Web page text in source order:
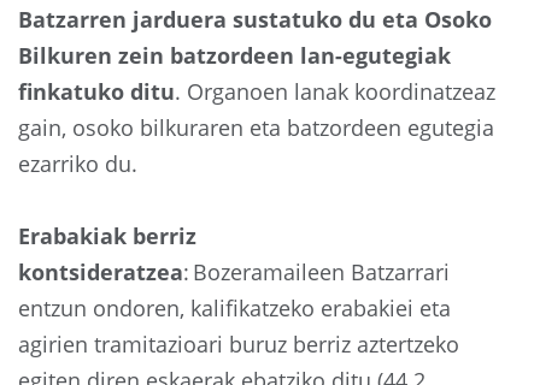
Batzarren jarduera sustatuko du eta Osoko
Bilkuren zein batzordeen lan-egutegiak
finkatuko ditu. Organoen lanak koordinatzeaz
gain, osoko bilkuraren eta batzordeen egutegia
ezarriko du.
Erabakiak berriz
kontsideratzea: Bozeramaileen Batzarrari
entzun ondoren, kalifikatzeko erabakiei eta
agirien tramitazioari buruz berriz aztertzeko